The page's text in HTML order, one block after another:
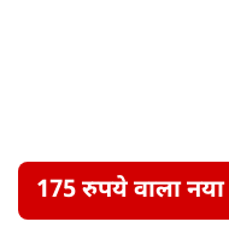
175 रुपये वाला